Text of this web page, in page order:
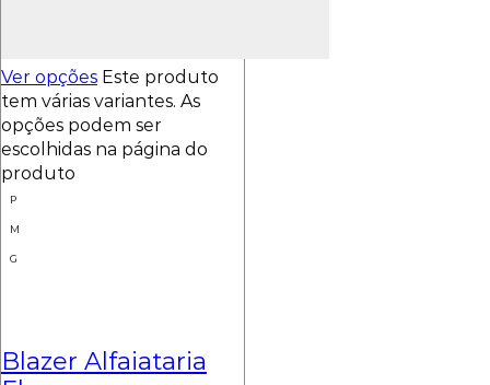
Ver opções Este produto
tem várias variantes. As
opções podem ser
escolhidas na página do
produto
P
M
G
Blazer Alfaiataria